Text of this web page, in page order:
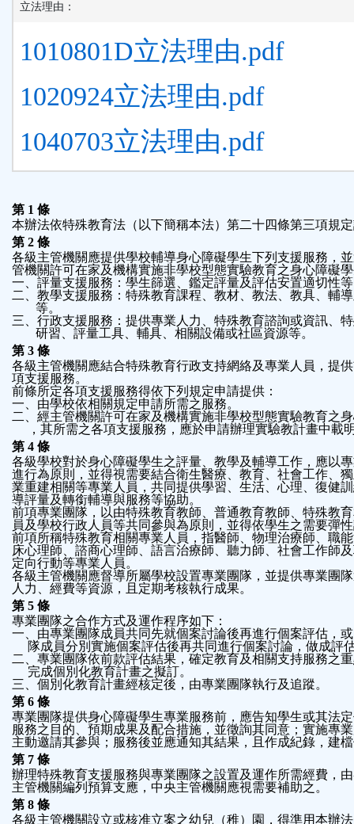
立法理由：
1010801D立法理由.pdf
1020924立法理由.pdf
1040703立法理由.pdf
第 1 條
本辦法依特殊教育法（以下簡稱本法）第二十四條第三項規
第 2 條
各級主管機關應提供學校輔導身心障礙學生下列支援服務，
管機關許可在家及機構實施非學校型態實驗教育之身心障礙
一、評量支援服務：學生篩選、鑑定評量及評估安置適切性
二、教學支援服務：特殊教育課程、教材、教法、教具、輔
等。
三、行政支援服務：提供專業人力、特殊教育諮詢或資訊、
研習、評量工具、輔具、相關設備或社區資源等。
第 3 條
各級主管機關應結合特殊教育行政支持網絡及專業人員，提
項支援服務。
前條所定各項支援服務得依下列規定申請提供：
一、由學校依相關規定申請所需之服務。
二、經主管機關許可在家及機構實施非學校型態實驗教育之
，其所需之各項支援服務，應於申請辦理實驗教計畫中載
第 4 條
各級學校對於身心障礙學生之評量、教學及輔導工作，應以
進行為原則，並得視需要結合衛生醫療、教育、社會工作、
業重建相關等專業人員，共同提供學習、生活、心理、復健
導評量及轉銜輔導與服務等協助。
前項專業團隊，以由特殊教育教師、普通教育教師、特殊教
員及學校行政人員等共同參與為原則，並得依學生之需要彈
前項所稱特殊教育相關專業人員，指醫師、物理治療師、職
床心理師、諮商心理師、語言治療師、聽力師、社會工作師
定向行動等專業人員。
各級主管機關應督導所屬學校設置專業團隊，並提供專業團
人力、經費等資源，且定期考核執行成果。
第 5 條
專業團隊之合作方式及運作程序如下：
一、由專業團隊成員共同先就個案討論後再進行個案評估，
隊成員分別實施個案評估後再共同進行個案討論，做成評
二、專業團隊依前款評估結果，確定教育及相關支持服務之
完成個別化教育計畫之擬訂。
三、個別化教育計畫經核定後，由專業團隊執行及追蹤。
第 6 條
專業團隊提供身心障礙學生專業服務前，應告知學生或其法
服務之目的、預期成果及配合措施，並徵詢其同意；實施專
主動邀請其參與；服務後並應通知其結果，且作成紀錄，建
第 7 條
辦理特殊教育支援服務與專業團隊之設置及運作所需經費，
主管機關編列預算支應，中央主管機關應視需要補助之。
第 8 條
各級主管機關設立或核准立案之幼兒（稚）園，得準用本辦